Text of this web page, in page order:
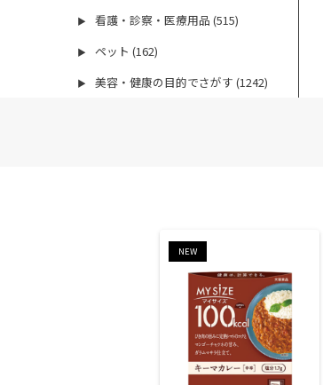
▶ 看護・診察・医療用品 (515)
▶ ペット (162)
▶ 美容・健康の目的でさがす (1242)
NEW